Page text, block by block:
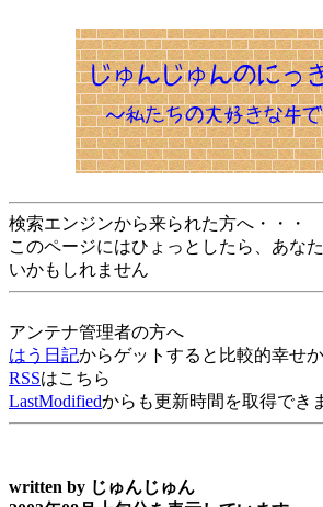
検索エンジンから来られた方へ・・・
このページにはひょっとしたら、あな
いかもしれません
アンテナ管理者の方へ
はう日記からゲットすると比較的幸せ
RSSはこちら
LastModifiedからも更新時間を取得でき
written by じゅんじゅん